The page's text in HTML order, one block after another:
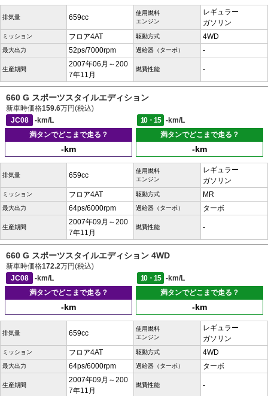
排気量 659cc
使用燃料
エンジン
レギュラー
ガソリン
ミッション フロア4AT 駆動方式 4WD
最大出力 52ps/7000rpm 過給器（ターボ） -
生産期間
2007年06月～200
7年11月
燃費性能 -
660 G スポーツスタイルエディション
新車時価格159.6万円(税込)
JC08
-km/L 10・15
-km/L
満タンでどこまで走る？
-km
満タンでどこまで走る？
-km
排気量 659cc
使用燃料
エンジン
レギュラー
ガソリン
ミッション フロア4AT 駆動方式 MR
最大出力 64ps/6000rpm 過給器（ターボ） ターボ
生産期間
2007年09月～200
7年11月
燃費性能 -
660 G スポーツスタイルエディション 4WD
新車時価格172.2万円(税込)
JC08
-km/L 10・15
-km/L
満タンでどこまで走る？
-km
満タンでどこまで走る？
-km
排気量 659cc
使用燃料
エンジン
レギュラー
ガソリン
ミッション フロア4AT 駆動方式 4WD
最大出力 64ps/6000rpm 過給器（ターボ） ターボ
生産期間
2007年09月～200
7年11月
燃費性能 -